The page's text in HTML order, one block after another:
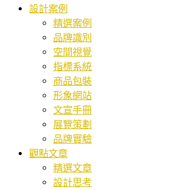
設計案例
精選案例
品牌識別
空間視覺
指標系統
商品包裝
形象網站
文宣手冊
展覽策劃
品牌實驗
觀點文章
精選文章
設計思考